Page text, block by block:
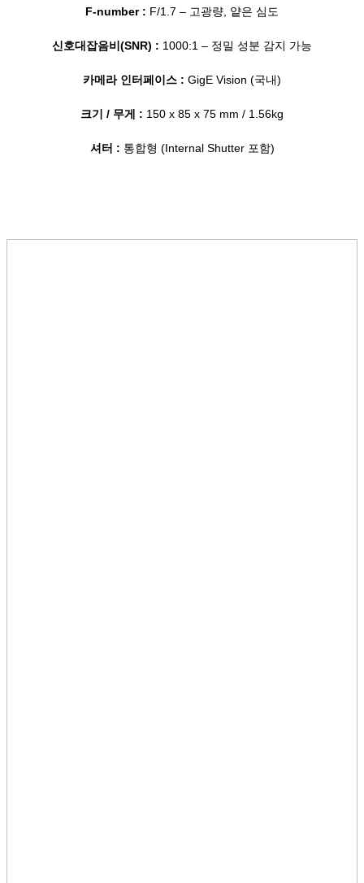
F-number : F/1.7 – 고광량, 얕은 심도
신호대잡음비(SNR) : 1000:1 – 정밀 성분 감지 가능
카메라 인터페이스 : GigE Vision (국내)
크기 / 무게 : 150 x 85 x 75 mm / 1.56kg
셔터 : 통합형 (Internal Shutter 포함)